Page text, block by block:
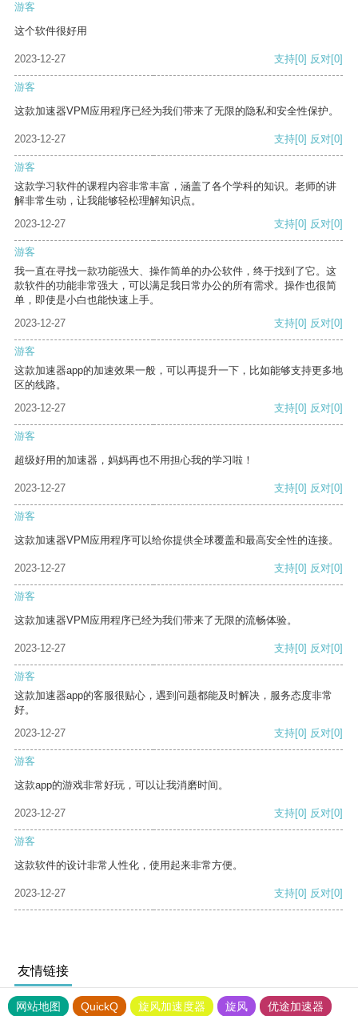
游客
这个软件很好用
2023-12-27 支持[0] 反对[0]
游客
这款加速器VPM应用程序已经为我们带来了无限的隐私和安全性保护。
2023-12-27 支持[0] 反对[0]
游客
这款学习软件的课程内容非常丰富，涵盖了各个学科的知识。老师的讲
解非常生动，让我能够轻松理解知识点。
2023-12-27
支持[0] 反对[0]
游客
我一直在寻找一款功能强大、操作简单的办公软件，终于找到了它。这
款软件的功能非常强大，可以满足我日常办公的所有需求。操作也很简
单，即使是小白也能快速上手。
2023-12-27
支持[0] 反对[0]
游客
这款加速器app的加速效果一般，可以再提升一下，比如能够支持更多地
区的线路。
2023-12-27
支持[0] 反对[0]
游客
超级好用的加速器，妈妈再也不用担心我的学习啦！
2023-12-27 支持[0] 反对[0]
游客
这款加速器VPM应用程序可以给你提供全球覆盖和最高安全性的连接。
2023-12-27 支持[0] 反对[0]
游客
这款加速器VPM应用程序已经为我们带来了无限的流畅体验。
2023-12-27 支持[0] 反对[0]
游客
这款加速器app的客服很贴心，遇到问题都能及时解决，服务态度非常
好。
2023-12-27
支持[0] 反对[0]
游客
这款app的游戏非常好玩，可以让我消磨时间。
2023-12-27 支持[0] 反对[0]
游客
这款软件的设计非常人性化，使用起来非常方便。
2023-12-27 支持[0] 反对[0]
友情链接
网站地图 QuickQ 旋风加速度器 旋风 优途加速器